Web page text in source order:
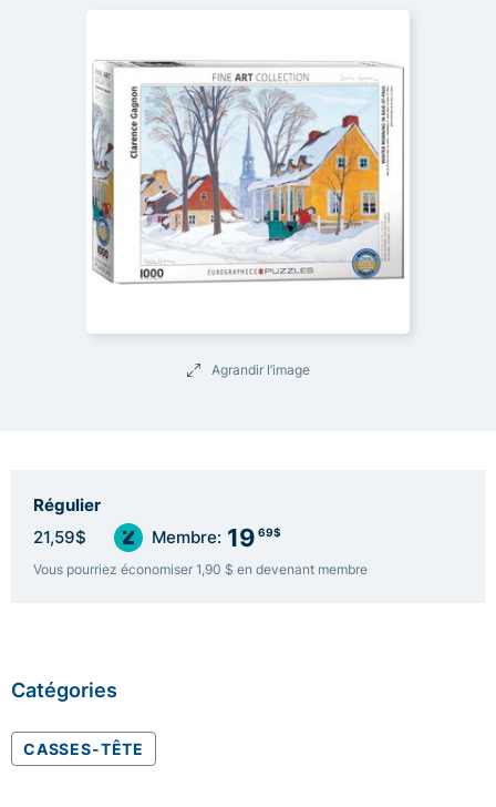
Agrandir l’image
Régulier
21,59$ Membre: 19 69$
Vous pourriez économiser 1,90 $ en devenant membre
Catégories
CASSES-TÊTE